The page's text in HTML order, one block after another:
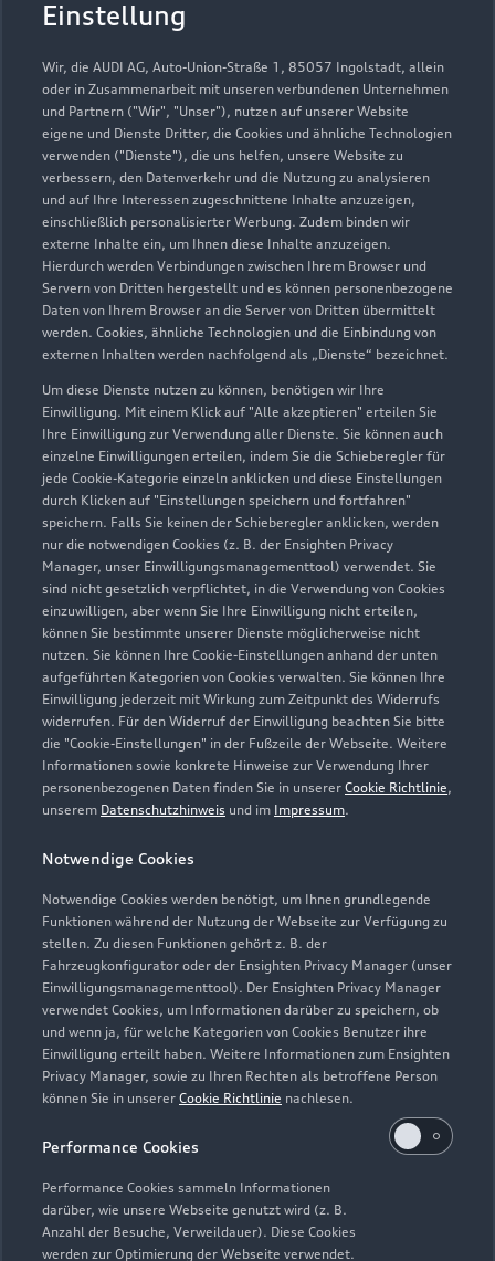
Einstellung
Wir, die AUDI AG, Auto-Union-Straße 1, 85057 Ingolstadt, allein
oder in Zusammenarbeit mit unseren verbundenen Unternehmen
und Partnern ("Wir", "Unser"), nutzen auf unserer Website
eigene und Dienste Dritter, die Cookies und ähnliche Technologien
verwenden ("Dienste"), die uns helfen, unsere Website zu
verbessern, den Datenverkehr und die Nutzung zu analysieren
und auf Ihre Interessen zugeschnittene Inhalte anzuzeigen,
einschließlich personalisierter Werbung. Zudem binden wir
externe Inhalte ein, um Ihnen diese Inhalte anzuzeigen.
Hierdurch werden Verbindungen zwischen Ihrem Browser und
Servern von Dritten hergestellt und es können personenbezogene
Daten von Ihrem Browser an die Server von Dritten übermittelt
werden. Cookies, ähnliche Technologien und die Einbindung von
externen Inhalten werden nachfolgend als „Dienste“ bezeichnet.
Um diese Dienste nutzen zu können, benötigen wir Ihre
Einwilligung. Mit einem Klick auf "Alle akzeptieren" erteilen Sie
Ihre Einwilligung zur Verwendung aller Dienste. Sie können auch
einzelne Einwilligungen erteilen, indem Sie die Schieberegler für
jede Cookie-Kategorie einzeln anklicken und diese Einstellungen
durch Klicken auf "Einstellungen speichern und fortfahren"
speichern. Falls Sie keinen der Schieberegler anklicken, werden
nur die notwendigen Cookies (z. B. der Ensighten Privacy
Manager, unser Einwilligungsmanagementtool) verwendet. Sie
sind nicht gesetzlich verpflichtet, in die Verwendung von Cookies
einzuwilligen, aber wenn Sie Ihre Einwilligung nicht erteilen,
können Sie bestimmte unserer Dienste möglicherweise nicht
nutzen. Sie können Ihre Cookie-Einstellungen anhand der unten
aufgeführten Kategorien von Cookies verwalten. Sie können Ihre
Einwilligung jederzeit mit Wirkung zum Zeitpunkt des Widerrufs
widerrufen. Für den Widerruf der Einwilligung beachten Sie bitte
die "Cookie-Einstellungen" in der Fußzeile der Webseite. Weitere
Informationen sowie konkrete Hinweise zur Verwendung Ihrer
personenbezogenen Daten finden Sie in unserer Cookie Richtlinie,
unserem Datenschutzhinweis und im Impressum.
Notwendige Cookies
Notwendige Cookies werden benötigt, um Ihnen grundlegende
Funktionen während der Nutzung der Webseite zur Verfügung zu
stellen. Zu diesen Funktionen gehört z. B. der
Fahrzeugkonfigurator oder der Ensighten Privacy Manager (unser
Einwilligungsmanagementtool). Der Ensighten Privacy Manager
verwendet Cookies, um Informationen darüber zu speichern, ob
und wenn ja, für welche Kategorien von Cookies Benutzer ihre
Einwilligung erteilt haben. Weitere Informationen zum Ensighten
Privacy Manager, sowie zu Ihren Rechten als betroffene Person
können Sie in unserer Cookie Richtlinie nachlesen.
Performance Cookies
Performance Cookies sammeln Informationen
darüber, wie unsere Webseite genutzt wird (z. B.
Anzahl der Besuche, Verweildauer). Diese Cookies
werden zur Optimierung der Webseite verwendet.
Professor-Oehler-Straße 13
40589 Düsseldorf
0211 98980
info_34@gottfried-schultz.de
Kontaktdaten herunterladen
Öffnungszeiten
Service
Geschlossen,öffnet am Freitag 07:00
Montag - Freitag 07:00 - 18:00
Samstag
09:00 - 13:00
Zurück nach oben
Modelle
Elektromodelle
Neuwagensuche
Gebrauchtwagensuche
Service & Zubehör
Saisonale Angebote
Support